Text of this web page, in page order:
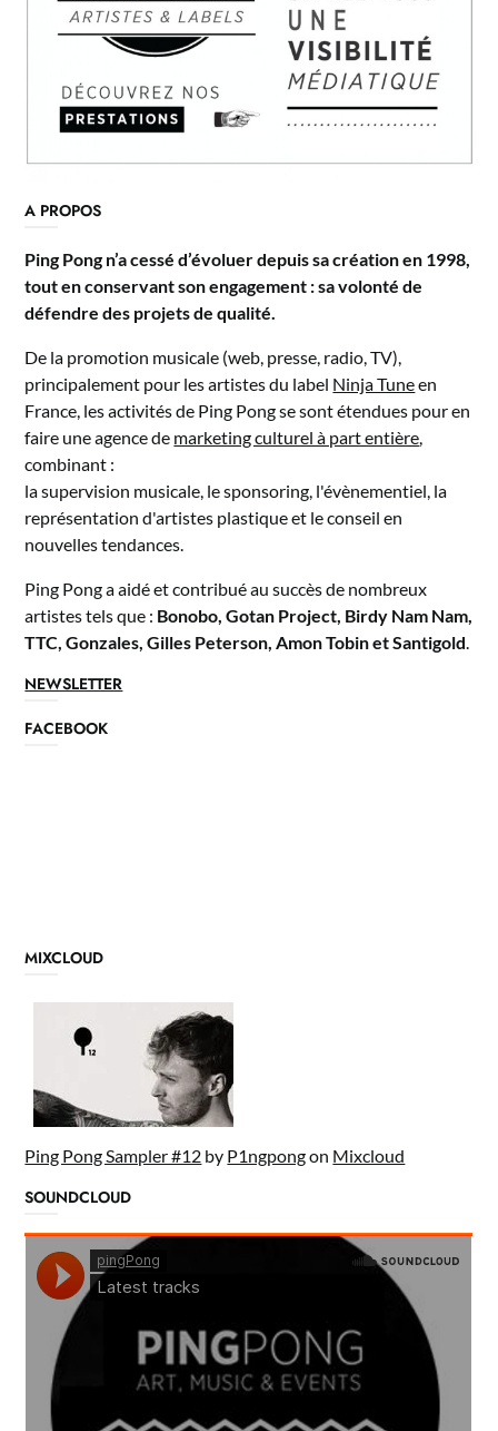
A PROPOS
Ping Pong n’a cessé d’évoluer depuis sa création en 1998,
tout en conservant son engagement : sa volonté de
défendre des projets de qualité.
De la promotion musicale (web, presse, radio, TV),
principalement pour les artistes du label Ninja Tuneen
France, les activités de Ping Pong se sont étendues pour en
faire une agence de marketing culturel à part entière,
combinant :
la supervision musicale, le sponsoring, l'évènementiel, la
représentation d'artistes plastique et le conseil en
nouvelles tendances.
Ping Pong a aidé et contribué au succès de nombreux
artistes tels que : Bonobo, Gotan Project, Birdy Nam Nam,
TTC, Gonzales, Gilles Peterson, Amon Tobin et Santigold.
NEWSLETTER
FACEBOOK
MIXCLOUD
Ping Pong Sampler #12 by P1ngpongon Mixcloud
SOUNDCLOUD